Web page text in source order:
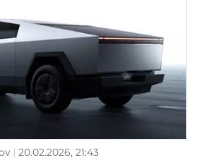
20.02.2026, 21:43